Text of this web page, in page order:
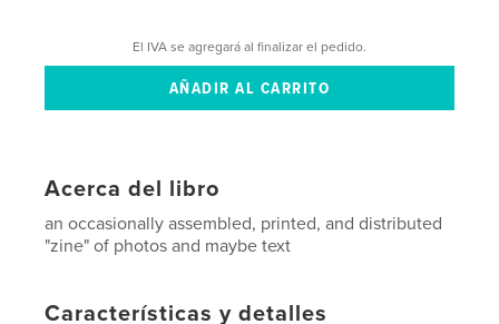
El IVA se agregará al finalizar el pedido.
Acerca del libro
an occasionally assembled, printed, and distributed
"zine" of photos and maybe text
Características y detalles